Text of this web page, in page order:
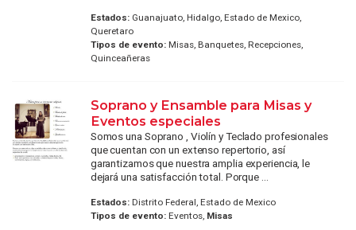
Estados:Guanajuato, Hidalgo, Estado de Mexico,
Queretaro
Tipos de evento:Misas, Banquetes, Recepciones,
Quinceañeras
Soprano y Ensamble para Misas y
Eventos especiales
Somos una Soprano , Violín y Teclado profesionales
que cuentan con un extenso repertorio, así
garantizamos que nuestra amplia experiencia, le
dejará una satisfacción total. Porque ...
Estados:Distrito Federal, Estado de Mexico
Tipos de evento:Eventos, Misas